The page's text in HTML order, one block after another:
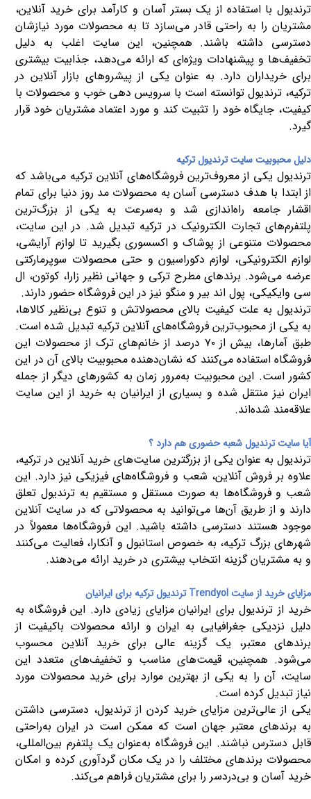
ترندیول با استفاده از یک بستر آسان و کارآمد برای خرید آنلاین،
مشتریان را به راحتی قادر می‌سازد تا به محصولات مورد نیازشان
دسترسی داشته باشند. همچنین، این سایت اغلب به دلیل
تخفیف‌ها و پیشنهادات ویژه‌ای که ارائه می‌دهد، جذابیت بیشتری
برای خریداران دارد. به عنوان یکی از پیشروهای بازار آنلاین در
ترکیه، ترندیول توانسته است با سرویس دهی خوب و محصولات با
کیفیت، جایگاه خود را تثبیت کند و مورد اعتماد مشتریان خود قرار
گیرد.
دلیل محبوبیت سایت ترندیول ترکیه
ترندیول یکی از معروف‌ترین فروشگاه‌های آنلاین ترکیه می‌باشد که
از ابتدا با هدف دسترسی آسان به محصولات مد روز دنیا برای تمام
اقشار جامعه راه‌اندازی شد و به‌سرعت به یکی از بزرگ‌ترین
پلتفرم‌های تجارت الکترونیک در ترکیه تبدیل شد. در این سایت،
محصولات متنوعی از پوشاک و اکسسوری بگیرید تا لوازم آرایشی،
لوازم الکترونیکی، لوازم دکوراسیون و حتی محصولات سوپرمارکتی
عرضه می‌شود. برندهای مطرح ترکی و جهانی نظیر زارا، کوتون، ال
سی وایکیکی، پول اند بیر و منگو نیز در این فروشگاه حضور دارند.
ترندیول به علت کیفیت بالای محصولاتش و تنوع بی‌نظیر کالاها،
به یکی از محبوب‌ترین فروشگاه‌های آنلاین ترکیه تبدیل شده است.
طبق آمارها، بیش از۷۰ درصد از خانم‌های ترک از محصولات این
فروشگاه استفاده می‌کنند که نشان‌دهنده محبوبیت بالای آن در این
کشور است. این محبوبیت به‌مرور زمان به کشورهای دیگر از جمله
ایران نیز منتقل شده و بسیاری از ایرانیان به خرید از این سایت
علاقه‌مند شده‌اند.
آیا سایت ترندیول شعبه حضوری هم دارد ؟
ترندیول به عنوان یکی از بزرگترین سایت‌های خرید آنلاین در ترکیه،
علاوه بر فروش آنلاین، شعب و فروشگاه‌های فیزیکی نیز دارد. این
شعب و فروشگاه‌ها به صورت مستقل و مستقیم به ترندیول تعلق
دارند و از طریق آن‌ها می‌توانید به محصولاتی که در سایت آنلاین
موجود هستند دسترسی داشته باشید. این فروشگاه‌ها معمولاً در
شهرهای بزرگ ترکیه، به خصوص استانبول و آنکارا، فعالیت می‌کنند
و به مشتریان گزینه‌ انتخاب بیشتری در خرید ارائه می‌دهند.
مزایای خرید از سایتTrendyolترندیول ترکیه برای ایرانیان
خرید از ترندیول برای ایرانیان مزایای زیادی دارد. این فروشگاه به
دلیل نزدیکی جغرافیایی به ایران و ارائه محصولات باکیفیت از
برندهای معتبر، یک گزینه عالی برای خرید آنلاین محسوب
می‌شود. همچنین، قیمت‌های مناسب و تخفیف‌های متعدد این
سایت، آن را به یکی از بهترین موارد برای خرید محصولات مورد
نیاز تبدیل کرده است.
یکی از عالی‌ترین مزایای خرید کردن از ترندیول، دسترسی داشتن
به برندهای معتبر جهان است که ممکن است در ایران به‌راحتی
قابل دسترس نباشند. این فروشگاه به‌عنوان یک پلتفرم بین‌المللی،
محصولات برندهای مختلف را در یک مکان گردآوری کرده و امکان
خرید آسان و بی‌دردسر را برای مشتریان فراهم می‌کند.